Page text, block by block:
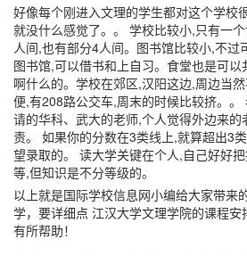
好像每个刚进入文理的学生都对这个学校
就没什么感觉了。。 学校比较小,只有一
人间,也有部分4人间。图书馆比较小,不过
图书馆,可以借书和上自习。食堂也是可
啊什么的。学校在郊区,汉阳这边,周边当
便,有208路公交车,周末的时候比较挤。
请的华科、武大的老师,个人觉得外边来的
责。 如果你的分数在3类线上,就算超出3
望录取的。 读大学关键在个人,自己好好
等,但知识是不分等级的。
以上就是国际学校信息网小编给大家带来
学，要详细点 江汉大学文理学院的课程
有所帮助！